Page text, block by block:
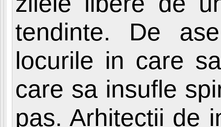
tendinte. De
locurile in care
care sa insufle
pas. Arhitectii de